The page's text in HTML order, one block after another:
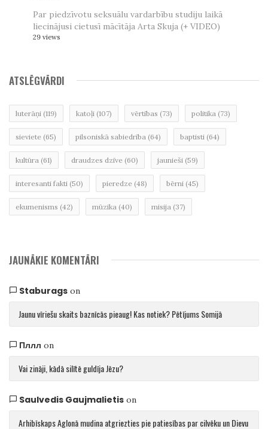
Par piedzīvotu seksuālu vardarbību studiju laikā
liecinājusi cietusī mācītāja Arta Skuja (+ VIDEO)
29 views
ATSLĒGVĀRDI
luterāņi (119) katoļi (107) vērtības (73) politika (73)
sieviete (65) pilsoniskā sabiedrība (64) baptisti (64)
kultūra (61) draudzes dzīve (60) jaunieši (59)
interesanti fakti (50) pieredze (48) bērni (45)
ekumenisms (42) mūzika (40) misija (37)
JAUNĀKIE KOMENTĀRI
Staburagson
Jaunu vīriešu skaits baznīcās pieaug! Kas notiek? Pētījums Somijā
Пллл on
Vai zināji, kādā silītē guldīja Jēzu?
Saulvedis Gaujmalietison
Arhibīskaps Aglonā mudina atgriezties pie patiesības par cilvēku un Dievu